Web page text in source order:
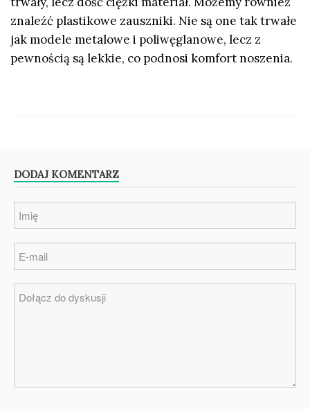
znaleźć plastikowe zauszniki. Nie są one tak trwałe
jak modele metalowe i poliwęglanowe, lecz z
pewnością są lekkie, co podnosi komfort noszenia.
DODAJ KOMENTARZ